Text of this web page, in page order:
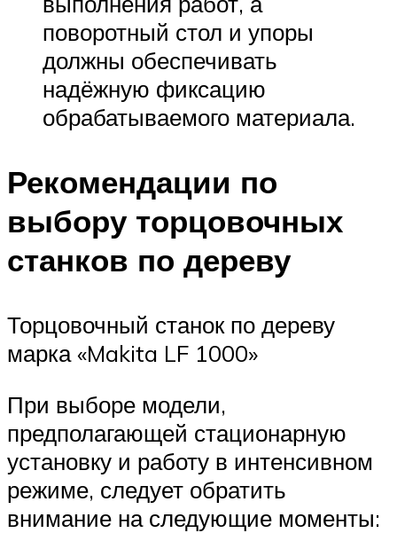
поворотный стол и упоры
должны обеспечивать
надёжную фиксацию
обрабатываемого материала.
Рекомендации по
выбору торцовочных
станков по дереву
Торцовочный станок по дереву
марка «Makita LF 1000»
При выборе модели,
предполагающей стационарную
установку и работу в интенсивном
режиме, следует обратить
внимание на следующие моменты: